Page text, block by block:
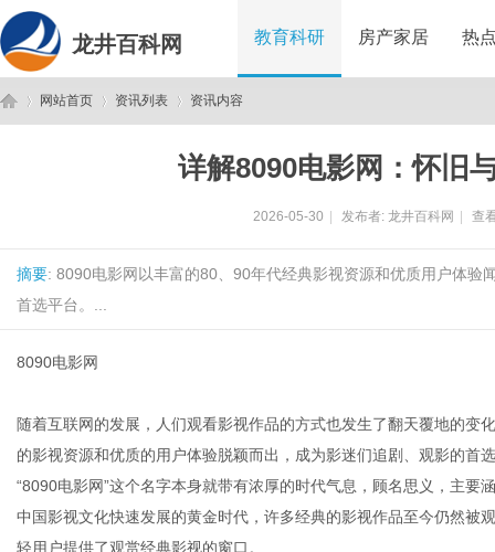
龙井百科网 教育科研 房产家居 热
网站首页 资讯列表 资讯内容
详解8090电影网：怀旧
2026-05-30 发布者: 龙井百科网 查
摘要: 8090电影网以丰富的80、90年代经典影视资源和优质用户体
首选平台。...
8090电影网
随着互联网的发展，人们观看影视作品的方式也发生了翻天覆地的变
的影视资源和优质的用户体验脱颖而出，成为影迷们追剧、观影的首
“8090电影网”这个名字本身就带有浓厚的时代气息，顾名思义，主
中国影视文化快速发展的黄金时代，许多经典的影视作品至今仍然被
轻用户提供了观赏经典影视的窗口。